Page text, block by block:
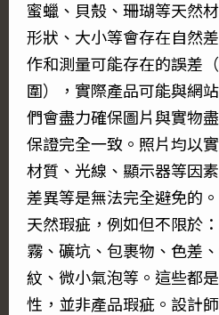
蜜蠟、貝殼、珊瑚等天然
形狀、大小等會存在自然
作和測量可能存在的誤差
圍），實際產品可能與網
們會盡力確保圖片與實物
保證完全一致。照片均以
材質、光線、顯示器等因
差異等是無法完全避免的
天然瑕疵，例如但不限於
霧、礦坑、包裹物、色差
紋、微小氣泡等。這些都
性，並非產品瑕疵。設計